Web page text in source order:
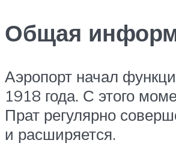
Общая
Аэропорт начал
1918 года. С этого
Прат регулярно
и расширяется.